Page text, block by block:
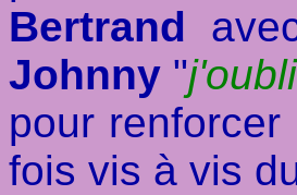
Bertrand
Johnny "
pour
fois vis à vis